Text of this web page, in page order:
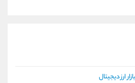
ارز دیجیتال